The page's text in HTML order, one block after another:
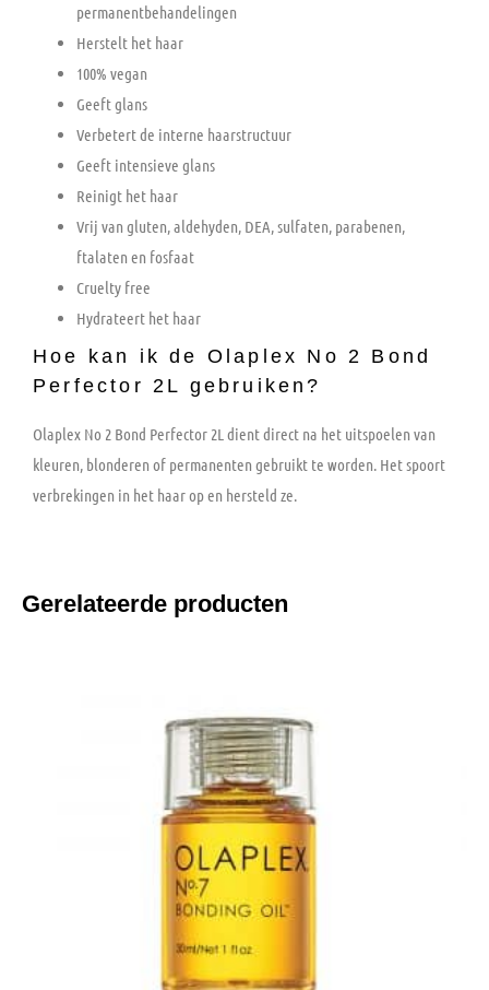
permanentbehandelingen
Herstelt het haar
100% vegan
Geeft glans
Verbetert de interne haarstructuur
Geeft intensieve glans
Reinigt het haar
Vrij van gluten, aldehyden, DEA, sulfaten, parabenen,
ftalaten en fosfaat
Cruelty free
Hydrateert het haar
Hoe kan ik de Olaplex No 2 Bond
Perfector 2L gebruiken?
Olaplex No 2 Bond Perfector 2L dient direct na het uitspoelen van
kleuren, blonderen of permanenten gebruikt te worden. Het spoort
verbrekingen in het haar op en hersteld ze.
Gerelateerde producten